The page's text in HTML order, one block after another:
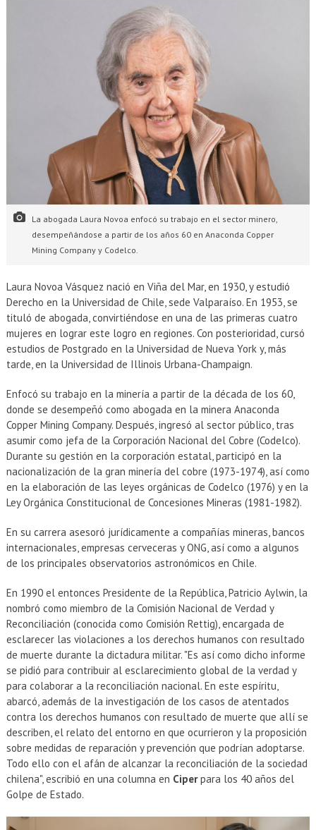
La abogada Laura Novoa enfocó su trabajo en el sector minero,
desempeñándose a partir de los años 60 en Anaconda Copper
Mining Company y Codelco.
Laura Novoa Vásquez nació en Viña del Mar, en 1930, y estudió
Derecho en la Universidad de Chile, sede Valparaíso. En 1953, se
tituló de abogada, convirtiéndose en una de las primeras cuatro
mujeres en lograr este logro en regiones. Con posterioridad, cursó
estudios de Postgrado en la Universidad de Nueva York y, más
tarde, en la Universidad de Illinois Urbana-Champaign.
Enfocó su trabajo en la minería a partir de la década de los 60,
donde se desempeñó como abogada en la minera Anaconda
Copper Mining Company. Después, ingresó al sector público, tras
asumir como jefa de la Corporación Nacional del Cobre (Codelco).
Durante su gestión en la corporación estatal, participó en la
nacionalización de la gran minería del cobre (1973-1974), así como
en la elaboración de las leyes orgánicas de Codelco (1976) y en la
Ley Orgánica Constitucional de Concesiones Mineras (1981-1982).
En su carrera asesoró jurídicamente a compañías mineras, bancos
internacionales, empresas cerveceras y ONG, así como a algunos
de los principales observatorios astronómicos en Chile.
En 1990 el entonces Presidente de la República, Patricio Aylwin, la
nombró como miembro de la Comisión Nacional de Verdad y
Reconciliación (conocida como Comisión Rettig), encargada de
esclarecer las violaciones a los derechos humanos con resultado
de muerte durante la dictadura militar. "Es así como dicho informe
se pidió para contribuir al esclarecimiento global de la verdad y
para colaborar a la reconciliación nacional. En este espíritu,
abarcó, además de la investigación de los casos de atentados
contra los derechos humanos con resultado de muerte que allí se
describen, el relato del entorno en que ocurrieron y la proposición
sobre medidas de reparación y prevención que podrían adoptarse.
Todo ello con el afán de alcanzar la reconciliación de la sociedad
chilena", escribió en una columna en Ciperpara los 40 años del
Golpe de Estado.